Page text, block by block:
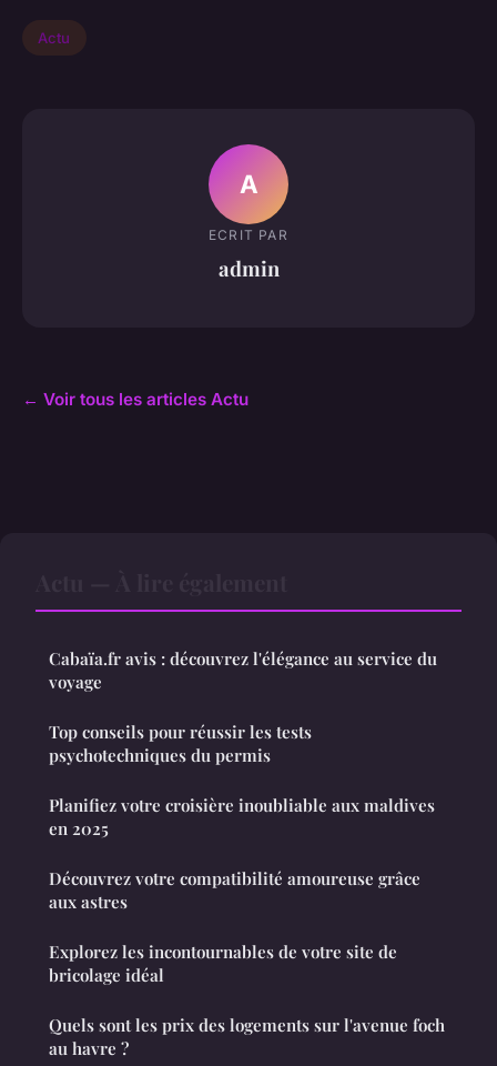
Actu
A
ECRIT PAR
admin
← Voir tous les articles Actu
Cabaïa.fr avis : découvrez l'élégance au service du
voyage
Top conseils pour réussir les tests
psychotechniques du permis
Planifiez votre croisière inoubliable aux maldives
en 2025
Découvrez votre compatibilité amoureuse grâce
aux astres
Explorez les incontournables de votre site de
bricolage idéal
Quels sont les prix des logements sur l'avenue foch
au havre ?